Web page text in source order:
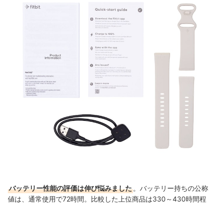
バッテリー性能の評価は伸び悩みました 。バッテリー持ちの公称
値は、通常使用で72時間。比較した上位商品は330～430時間程